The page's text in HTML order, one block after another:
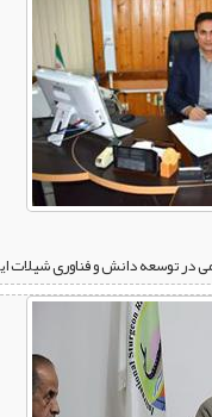
در توسعه دانش و فناوری شیلات